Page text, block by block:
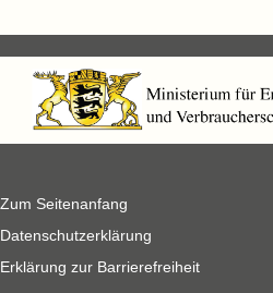
Zum Seitenanfang
Datenschutzerklärung
Erklärung zur Barrierefreiheit